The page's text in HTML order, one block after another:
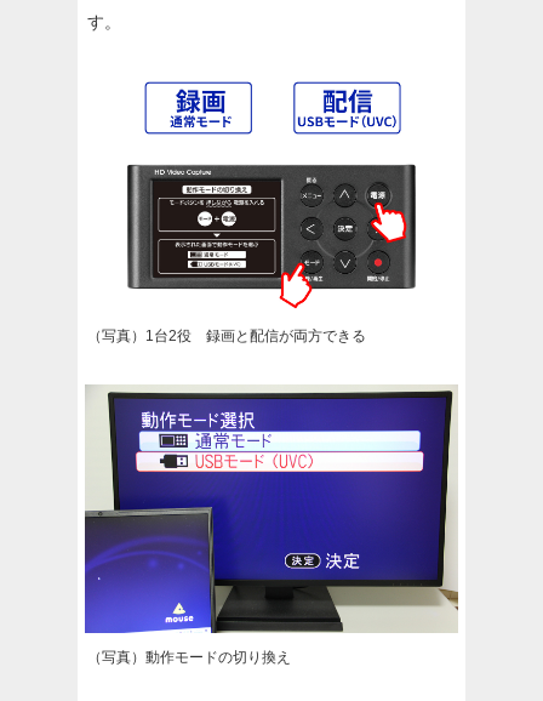
す。
（写真）1台2役 録画と配信が両方できる
（写真）動作モードの切り換え